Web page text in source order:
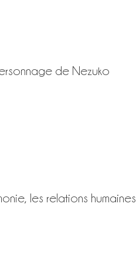
de Nezuko
les relations humaines